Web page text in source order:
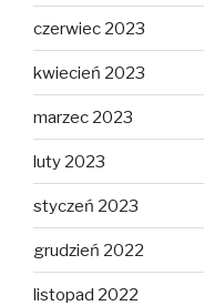
czerwiec 2023
kwiecień 2023
marzec 2023
luty 2023
styczeń 2023
grudzień 2022
listopad 2022